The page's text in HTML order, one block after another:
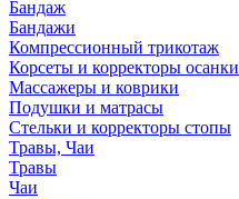
Бандаж
Бандажи
Компрессионный трикотаж
Корсеты и корректоры осанки
Массажеры и коврики
Подушки и матрасы
Стельки и корректоры стопы
Травы, Чаи
Травы
Чаи